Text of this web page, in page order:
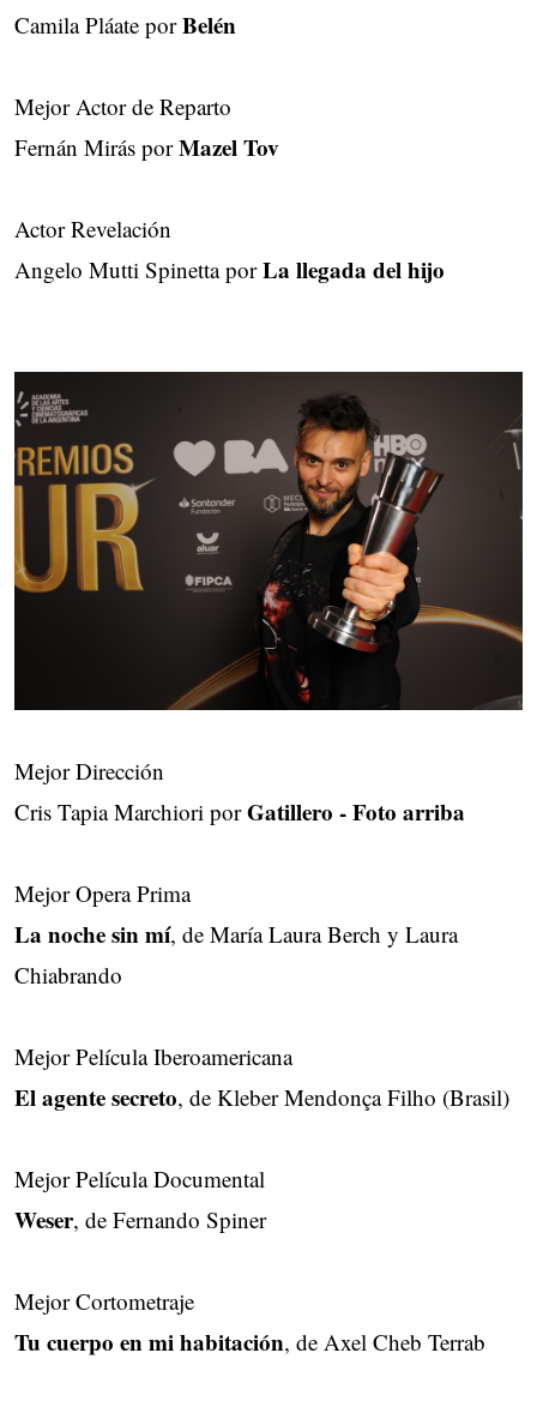
Camila Pláate porBelén
Mejor Actor de Reparto
Fernán Mirás porMazel Tov
Actor Revelación
Angelo Mutti Spinetta porLa llegada del hijo
Mejor Dirección
Cris Tapia Marchiori porGatillero - Foto arriba
Mejor Opera Prima
La noche sin mí, de María Laura Berch y Laura
Chiabrando
Mejor Película Iberoamericana
El agente secreto, de Kleber Mendonça Filho (Brasil)
Mejor Película Documental
Weser, de Fernando Spiner
Mejor Cortometraje
Tu cuerpo en mi habitación, de Axel Cheb Terrab